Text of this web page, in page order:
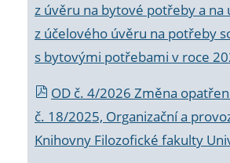
z úvěru na bytové potřeby a na
z účelového úvěru na potřeby
s bytovými potřebami v roce
OD č. 4/2026 Změna
č. 18/2025, Organizační a
Knihovny Filozofické fakulty